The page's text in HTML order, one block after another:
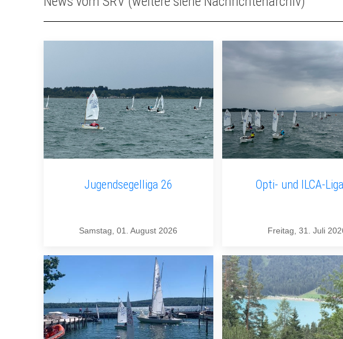
Jugendsegelliga 26
Samstag, 01. August 2026
Opti- und ILCA-
Freitag, 31. Juli